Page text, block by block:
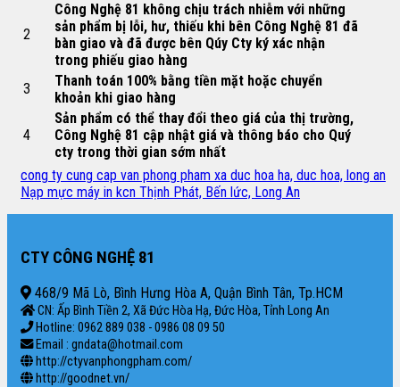
2
Công Nghệ 81 không chịu trách nhiễm với những
sản phẩm bị lỗi, hư, thiếu khi bên Công Nghệ 81 đã
bàn giao và đã được bên Qúy Cty ký xác nhận
trong phiếu giao hàng
3
Thanh toán 100% bằng tiền mặt hoặc chuyển
khoản khi giao hàng
4
Sản phẩm có thể thay đổi theo giá của thị trường,
Công Nghệ 81 cập nhật giá và thông báo cho Quý
cty trong thời gian sớm nhất
cong ty cung cap van phong pham xa duc hoa ha, duc hoa, long an
Nạp mực máy in kcn Thịnh Phát, Bến lức, Long An
CTY CÔNG NGHỆ 81
468/9 Mã Lò, Bình Hưng Hòa A, Quận Bình Tân, Tp.HCM
CN: Ấp Bình Tiền 2, Xã Đức Hòa Hạ, Đức Hòa, Tỉnh Long An
Hotline: 0962 889 038 - 0986 08 09 50
Email : gndata@hotmail.com
http://ctyvanphongpham.com/
http://goodnet.vn/